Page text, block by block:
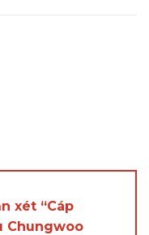
xét “Cáp
Chungwoo